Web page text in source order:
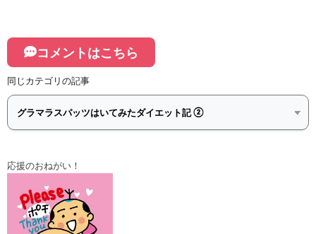
コメントはこちら
同じカテゴリの記事
応援のおねがい！